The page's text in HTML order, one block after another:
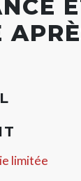
limitée